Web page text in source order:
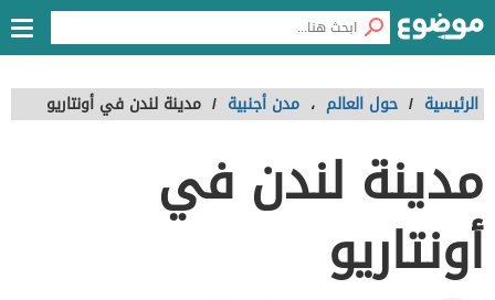
الرئيسية / حول العالم ، مدن أجنبية / مدينة لندن في أونتاريو
مدينة لندن في
أونتاريو